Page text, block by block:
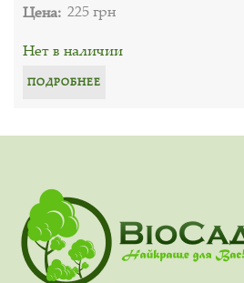
Цена: 225 грн
Нет в наличии
ПОДРОБНЕЕ